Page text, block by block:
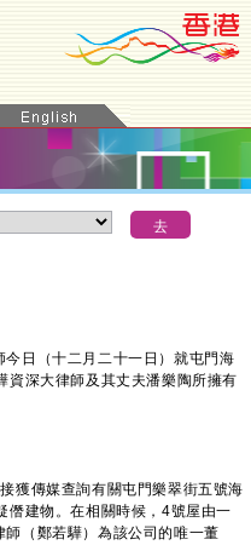
日（十二月二十一日）就屯門海
資深大律師及其丈夫潘樂陶所擁有
傳媒查詢有關屯門樂翠街五號海
僭建物。在相關時候，4號屋由一
（鄭若驊）為該公司的唯一董